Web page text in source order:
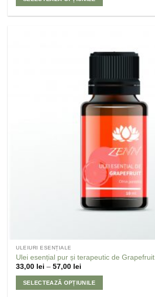
ULEIURI ESENȚIALE
Ulei esențial pur și terapeutic de Grapefruit
33,00 lei –57,00 lei
SELECTEAZĂ OPȚIUNILE